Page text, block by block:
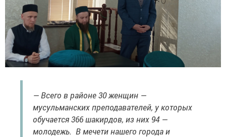
— Всего в районе 30 женщин —
мусульманских преподавателей, у которых
обучается 366 шакирдов, из них 94 —
молодежь. В мечети нашего города и